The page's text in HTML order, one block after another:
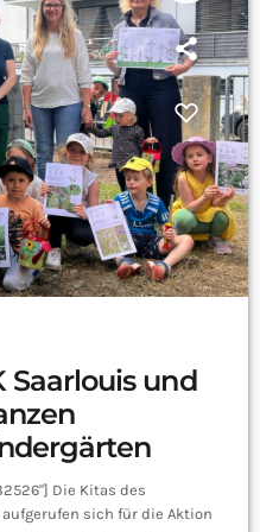
Saarlouis und
Die Kitas des
sich für die Aktion